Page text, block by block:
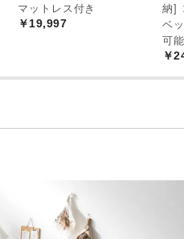
マットレス付き
￥19,997
納]
ベ
可能
￥